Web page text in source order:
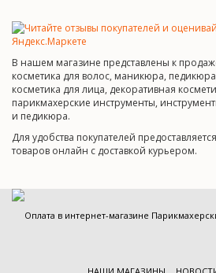
В нашем магазине представлены к
косметика для волос, маникюра,
косметика для лица, декоративная
парикмахерские инструменты,
и педикюра.
Для удобства покупателей
товаров онлайн с доставкой курьером.